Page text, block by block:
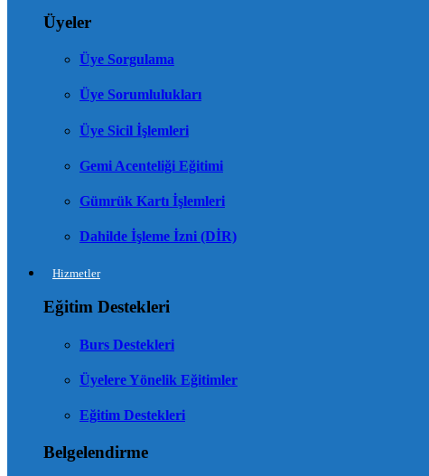
Üyeler
Üye Sorgulama
Üye Sorumlulukları
Üye Sicil İşlemleri
Gemi Acenteliği Eğitimi
Gümrük Kartı İşlemleri
Dahilde İşleme İzni (DİR)
Hizmetler
Eğitim Destekleri
Burs Destekleri
Üyelere Yönelik Eğitimler
Eğitim Destekleri
Belgelendirme